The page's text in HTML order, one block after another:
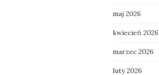
maj 2026
kwiecień 2026
marzec 2026
luty 2026